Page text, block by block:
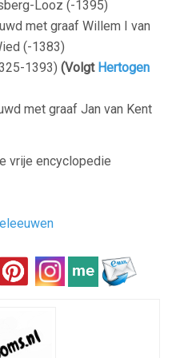
Looz (-1395)
met graaf Willem I van
(-1383)
1393) (Volgt Hertogen
met graaf Jan van Kent
vrije encyclopedie